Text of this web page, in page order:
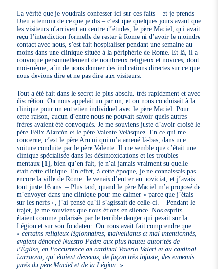
La vérité que je voudrais confesser ici sur ces faits – et je prends
Dieu à témoin de ce que je dis – c’est que quelques jours avant que
les visiteurs n’arrivent au centre d’études, le père Maciel, qui avait
reçu l’interdiction formelle de rester à Rome ni d’avoir le moindre
contact avec nous, s’est fait hospitaliser pendant une semaine au
moins dans une clinique située à la périphérie de Rome. Et là, il a
convoqué personnellement de nombreux religieux et novices, dont
moi-même, afin de nous donner des indications directes sur ce que
nous devions dire et ne pas dire aux visiteurs.
Tout a été fait dans le secret le plus absolu, très rapidement et avec
discrétion. On nous appelait un par un, et on nous conduisait à la
clinique pour un entretien individuel avec le père Maciel. Pour
cette raison, aucun d’entre nous ne pouvait savoir quels autres
frères avaient été convoqués. Je me souviens juste d’avoir croisé le
père Félix Alarcón et le père Valente Velásquez. En ce qui me
concerne, c’est le père Arumi qui m’a amené là-bas, dans une
voiture conduite par le père Valente. Il me semble que c’était une
clinique spécialisée dans les désintoxications et les troubles
mentaux [1] , bien qu’en fait, je n’ai jamais vraiment su quelle
était cette clinique. En effet, à cette époque, je ne connaissais pas
encore la ville de Rome. Je venais d’entrer au noviciat, et j’avais
tout juste 16 ans. – Plus tard, quand le père Maciel m’a proposé de
m’envoyer dans une clinique pour me calmer « parce que j’étais
sur les nerfs », j’ai pensé qu’il s’agissait de celle-ci. – Pendant le
trajet, je me souviens que nous étions en silence. Nos esprits
étaient comme polarisés par le terrible danger qui pesait sur la
Légion et sur son fondateur. On nous avait fait comprendre que
« certains religieux légionnaires, malveillants et mal intentionnés,
avaient dénoncé Nuestro Padre aux plus hautes autorités de
l’Église, en l’occurrence au cardinal Valerio Valeri et au cardinal
Larraona, qui étaient devenus, de façon très injuste, des ennemis
jurés du père Maciel et de la Légion. »